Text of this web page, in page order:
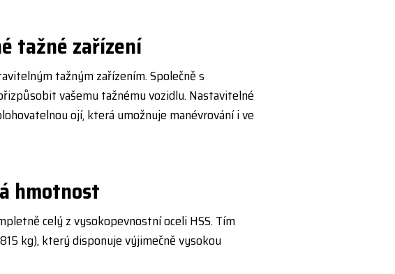
tažné zařízení
tažným zařízením. Společně s
vašemu tažnému vozidlu. Nastavitelné
ojí, která umožnuje manév­rování i ve
hmotnost
celý z vysokopevnostní oceli HSS. Tím
kg), který disponuje výjimečně vysokou